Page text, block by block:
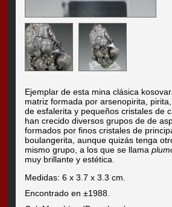
Ejemplar de esta mina clásica
matriz formada por arsenopirita,
de esfalerita y pequeños cristales de
han crecido diversos grupos de de
formados por finos cristales de
boulangerita, aunque quizás tenga
mismo grupo, a los que se llama
muy brillante y estética.
Medidas: 6 x 3.7 x 3.3 cm.
Encontrado en ±1988.